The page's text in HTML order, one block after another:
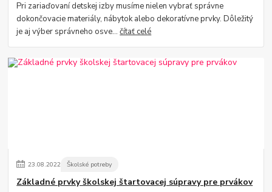
Pri zariaďovaní detskej izby musíme nielen vybrať správne
dokončovacie materiály, nábytok alebo dekoratívne prvky. Dôležitý
je aj výber správneho osve...čítať celé
23.08.2022 Školské potreby
Základné prvky školskej štartovacej súpravy pre prvákov